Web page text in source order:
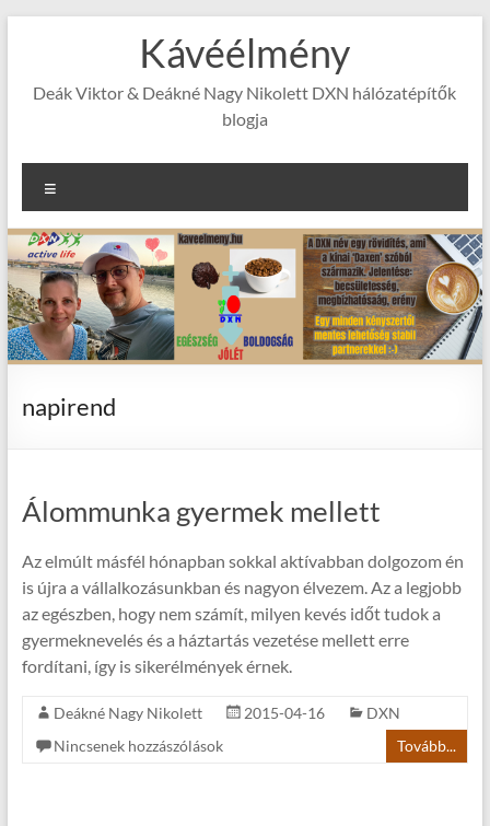
Kávéélmény
Deák Viktor & Deákné Nagy Nikolett DXN hálózatépítők
blogja
napirend
Álommunka gyermek mellett
Az elmúlt másfél hónapban sokkal aktívabban dolgozom én
is újra a vállalkozásunkban és nagyon élvezem. Az a legjobb
az egészben, hogy nem számít, milyen kevés időt tudok a
gyermeknevelés és a háztartás vezetése mellett erre
fordítani, így is sikerélmények érnek.
Deákné Nagy Nikolett 2015-04-16
DXN
Nincsenek hozzászólások
Tovább...